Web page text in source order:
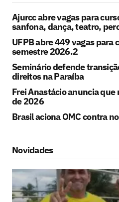
Ajurcc abre vagas para
sanfona, dança, teatro,
UFPB abre 449 vagas para
semestre 2026.2
Seminário defende
direitos na Paraíba
Frei Anastácio anuncia
de 2026
Brasil aciona OMC contra
Novidades